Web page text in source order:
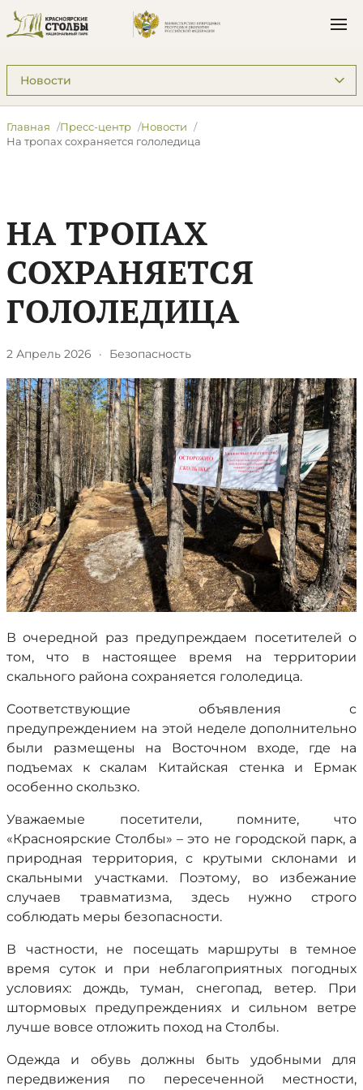
Подразделы: Пресс-центр
Главная Пресс-центр
Новости
​На тропах сохраняется гололедица
​НА ТРОПАХ
СОХРАНЯЕТСЯ
ГОЛОЛЕДИЦА
2 Апрель 2026 · Безопасность
В очередной раз предупреждаем посетителей о
том, что в настоящее время на территории
скального района сохраняется гололедица.
Соответствующие объявления с
предупреждением на этой неделе дополнительно
были размещены на Восточном входе, где на
подъемах к скалам Китайская стенка и Ермак
особенно скользко.
Уважаемые посетители, помните, что
«Красноярские Столбы» – это не городской парк, а
природная территория, с крутыми склонами и
скальными участками. Поэтому, во избежание
случаев травматизма, здесь нужно строго
соблюдать меры безопасности.
В частности, не посещать маршруты в темное
время суток и при неблагоприятных погодных
условиях: дождь, туман, снегопад, ветер. При
штормовых предупреждениях и сильном ветре
лучше вовсе отложить поход на Столбы.
Одежда и обувь должны быть удобными для
передвижения по пересеченной местности,